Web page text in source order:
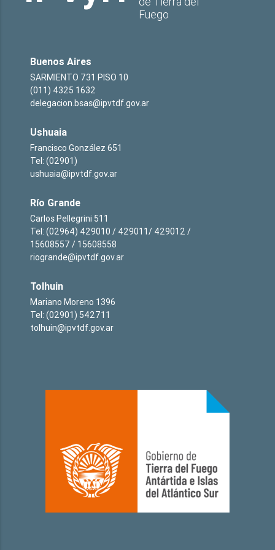
Fuego
Buenos Aires
SARMIENTO 731 PISO 10
(011) 4325 1632
delegacion.bsas@ipvtdf.gov.ar
Ushuaia
Francisco González 651
Tel: (02901)
ushuaia@ipvtdf.gov.ar
Río Grande
Carlos Pellegrini 511
Tel: (02964) 429010 / 429011/ 429012 /
15608557 / 15608558
riogrande@ipvtdf.gov.ar
Tolhuin
Mariano Moreno 1396
Tel: (02901) 542711
tolhuin@ipvtdf.gov.ar